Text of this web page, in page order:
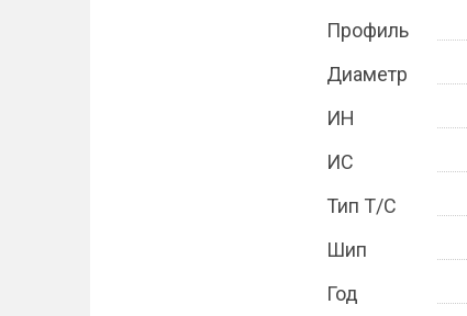
Профиль
Диаметр
ИН
ИС
Тип Т/С
Шип
Год